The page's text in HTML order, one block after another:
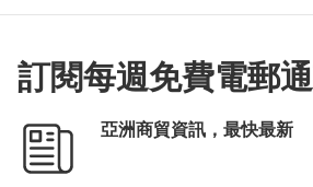
訂閱每週免費電郵
亞洲商貿資訊，最快最新